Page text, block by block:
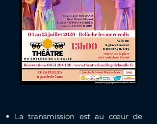
La transmission est au cœur de